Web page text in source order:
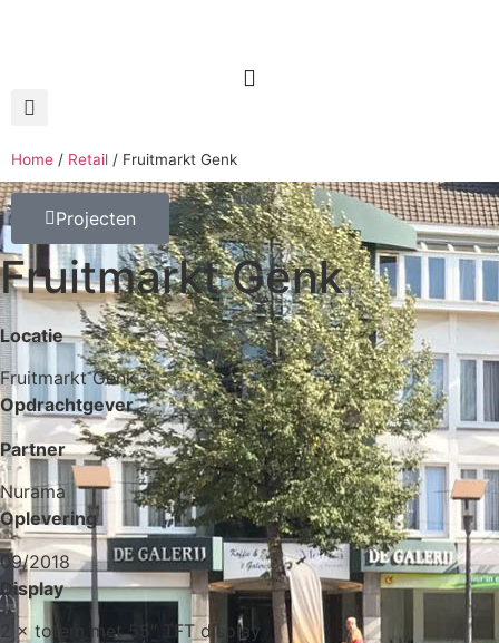
Home / Retail / Fruitmarkt Genk
Projecten
Fruitmarkt Genk
Locatie
Fruitmarkt Genk
Opdrachtgever
Partner
Nurama
Oplevering
09/2018
Display
2 × totem met 55″ TFT display